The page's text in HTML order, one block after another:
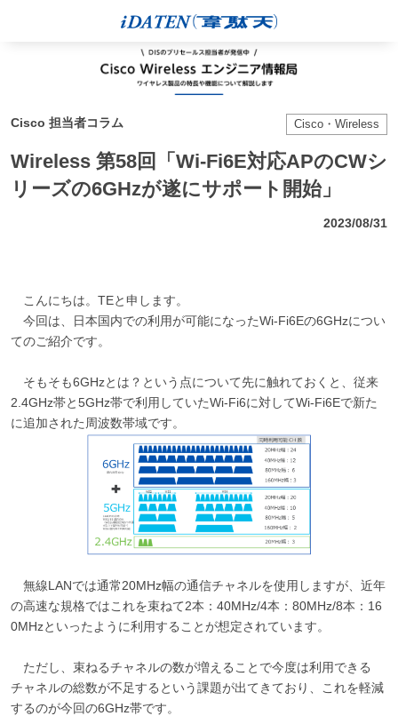
Cisco 担当者コラム Cisco・Wireless
Wireless 第58回「Wi-Fi6E対応APのCWシ
リーズの6GHzが遂にサポート開始」
2023/08/31
こんにちは。TEと申します。
今回は、日本国内での利用が可能になったWi-Fi6Eの6GHzについ
てのご紹介です。
そもそも6GHzとは？という点について先に触れておくと、従来
2.4GHz帯と5GHz帯で利用していたWi-Fi6に対してWi-Fi6Eで新た
に追加された周波数帯域です。
無線LANでは通常20MHz幅の通信チャネルを使用しますが、近年
の高速な規格ではこれを束ねて2本：40MHz/4本：80MHz/8本：16
0MHzといったように利用することが想定されています。
ただし、束ねるチャネルの数が増えることで今度は利用できる
チャネルの総数が不足するという課題が出てきており、これを軽減
するのが今回の6GHz帯です。